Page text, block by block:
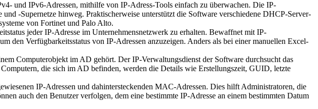
und IPv6-Adressen, mithilfe von IP-Adress-Tools einfach zu überwachen. Die IP-
-Supernetze hinweg. Praktischerweise unterstützt die Software verschiedene DHCP-Server-
von Fortinet und Palo Alto.
jeder IP-Adresse im Unternehmensnetzwerk zu erhalten. Bewaffnet mit IP-
den Verfügbarkeitsstatus von IP-Adressen anzuzeigen. Anders als bei einer manuellen Excel-
Computerobjekt im AD gehört. Der IP-Verwaltungsdienst der Software durchsucht das
die sich im AD befinden, werden die Details wie Erstellungszeit, GUID, letzte
IP-Adressen und dahintersteckenden MAC-Adressen. Dies hilft Administratoren, die
auch den Benutzer verfolgen, dem eine bestimmte IP-Adresse an einem bestimmten Datum